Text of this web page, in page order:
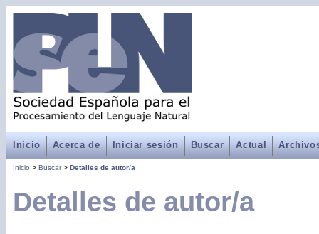
Inicio Acerca de Iniciar sesión Buscar Actual
Inicio > Buscar> Detalles de autor/a
Detalles de autor/a